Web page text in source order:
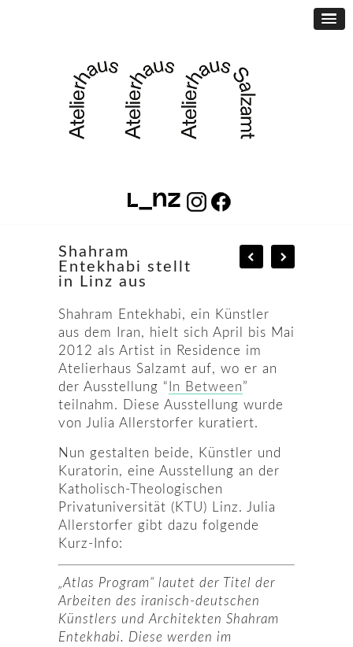
Shahram
Entekhabi stellt
in Linz aus
Shahram Entekhabi, ein Künstler
aus dem Iran, hielt sich April bis Mai
2012 als Artist in Residence im
Atelierhaus Salzamt auf, wo er an
der Ausstellung “ In Between”
teilnahm. Diese Ausstellung wurde
von Julia Allerstorfer kuratiert.
Nun gestalten beide, Künstler und
Kuratorin, eine Ausstellung an der
Katholisch-Theologischen
Privatuniversität (KTU) Linz. Julia
Allerstorfer gibt dazu folgende
Kurz-Info:
„Atlas Program“ lautet der Titel der
Arbeiten des iranisch-deutschen
Künstlers und Architekten Shahram
Entekhabi. Diese werden im